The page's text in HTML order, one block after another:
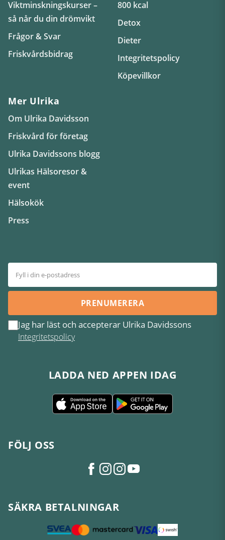
Viktminskningskurser –
så når du din drömvikt
Frågor & Svar
Friskvårdsbidrag
800 kcal
Detox
Dieter
Integritetspolicy
Köpevillkor
Mer Ulrika
Om Ulrika Davidsson
Friskvård för företag
Ulrika Davidssons blogg
Ulrikas Hälsoresor &
event
Hälsokök
Press
PRENUMERERA
Jag har läst och accepterar Ulrika Davidssons
Integritetspolicy
LADDA NED APPEN IDAG
FÖLJ OSS
SÄKRA BETALNINGAR